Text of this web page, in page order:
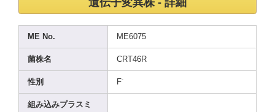
遺伝子変異株 - 詳細
ME No. ME6075
菌株名 CRT46R
性別 F-
組み込みプラスミ